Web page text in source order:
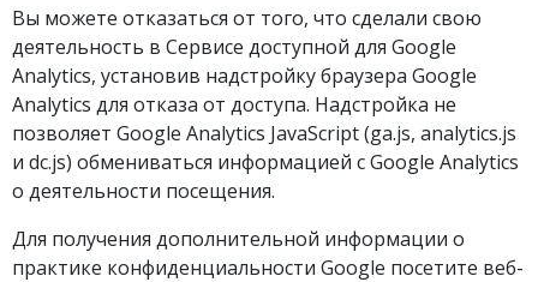
Вы можете отказаться от того, что сделали свою
деятельность в Сервисе доступной для Google
Analytics, установив надстройку браузера Google
Analytics для отказа от доступа. Надстройка не
позволяет Google Analytics JavaScript (ga.js, analytics.js
и dc.js) обмениваться информацией с Google Analytics
о деятельности посещения.
Для получения дополнительной информации о
практике конфиденциальности Google посетите веб-